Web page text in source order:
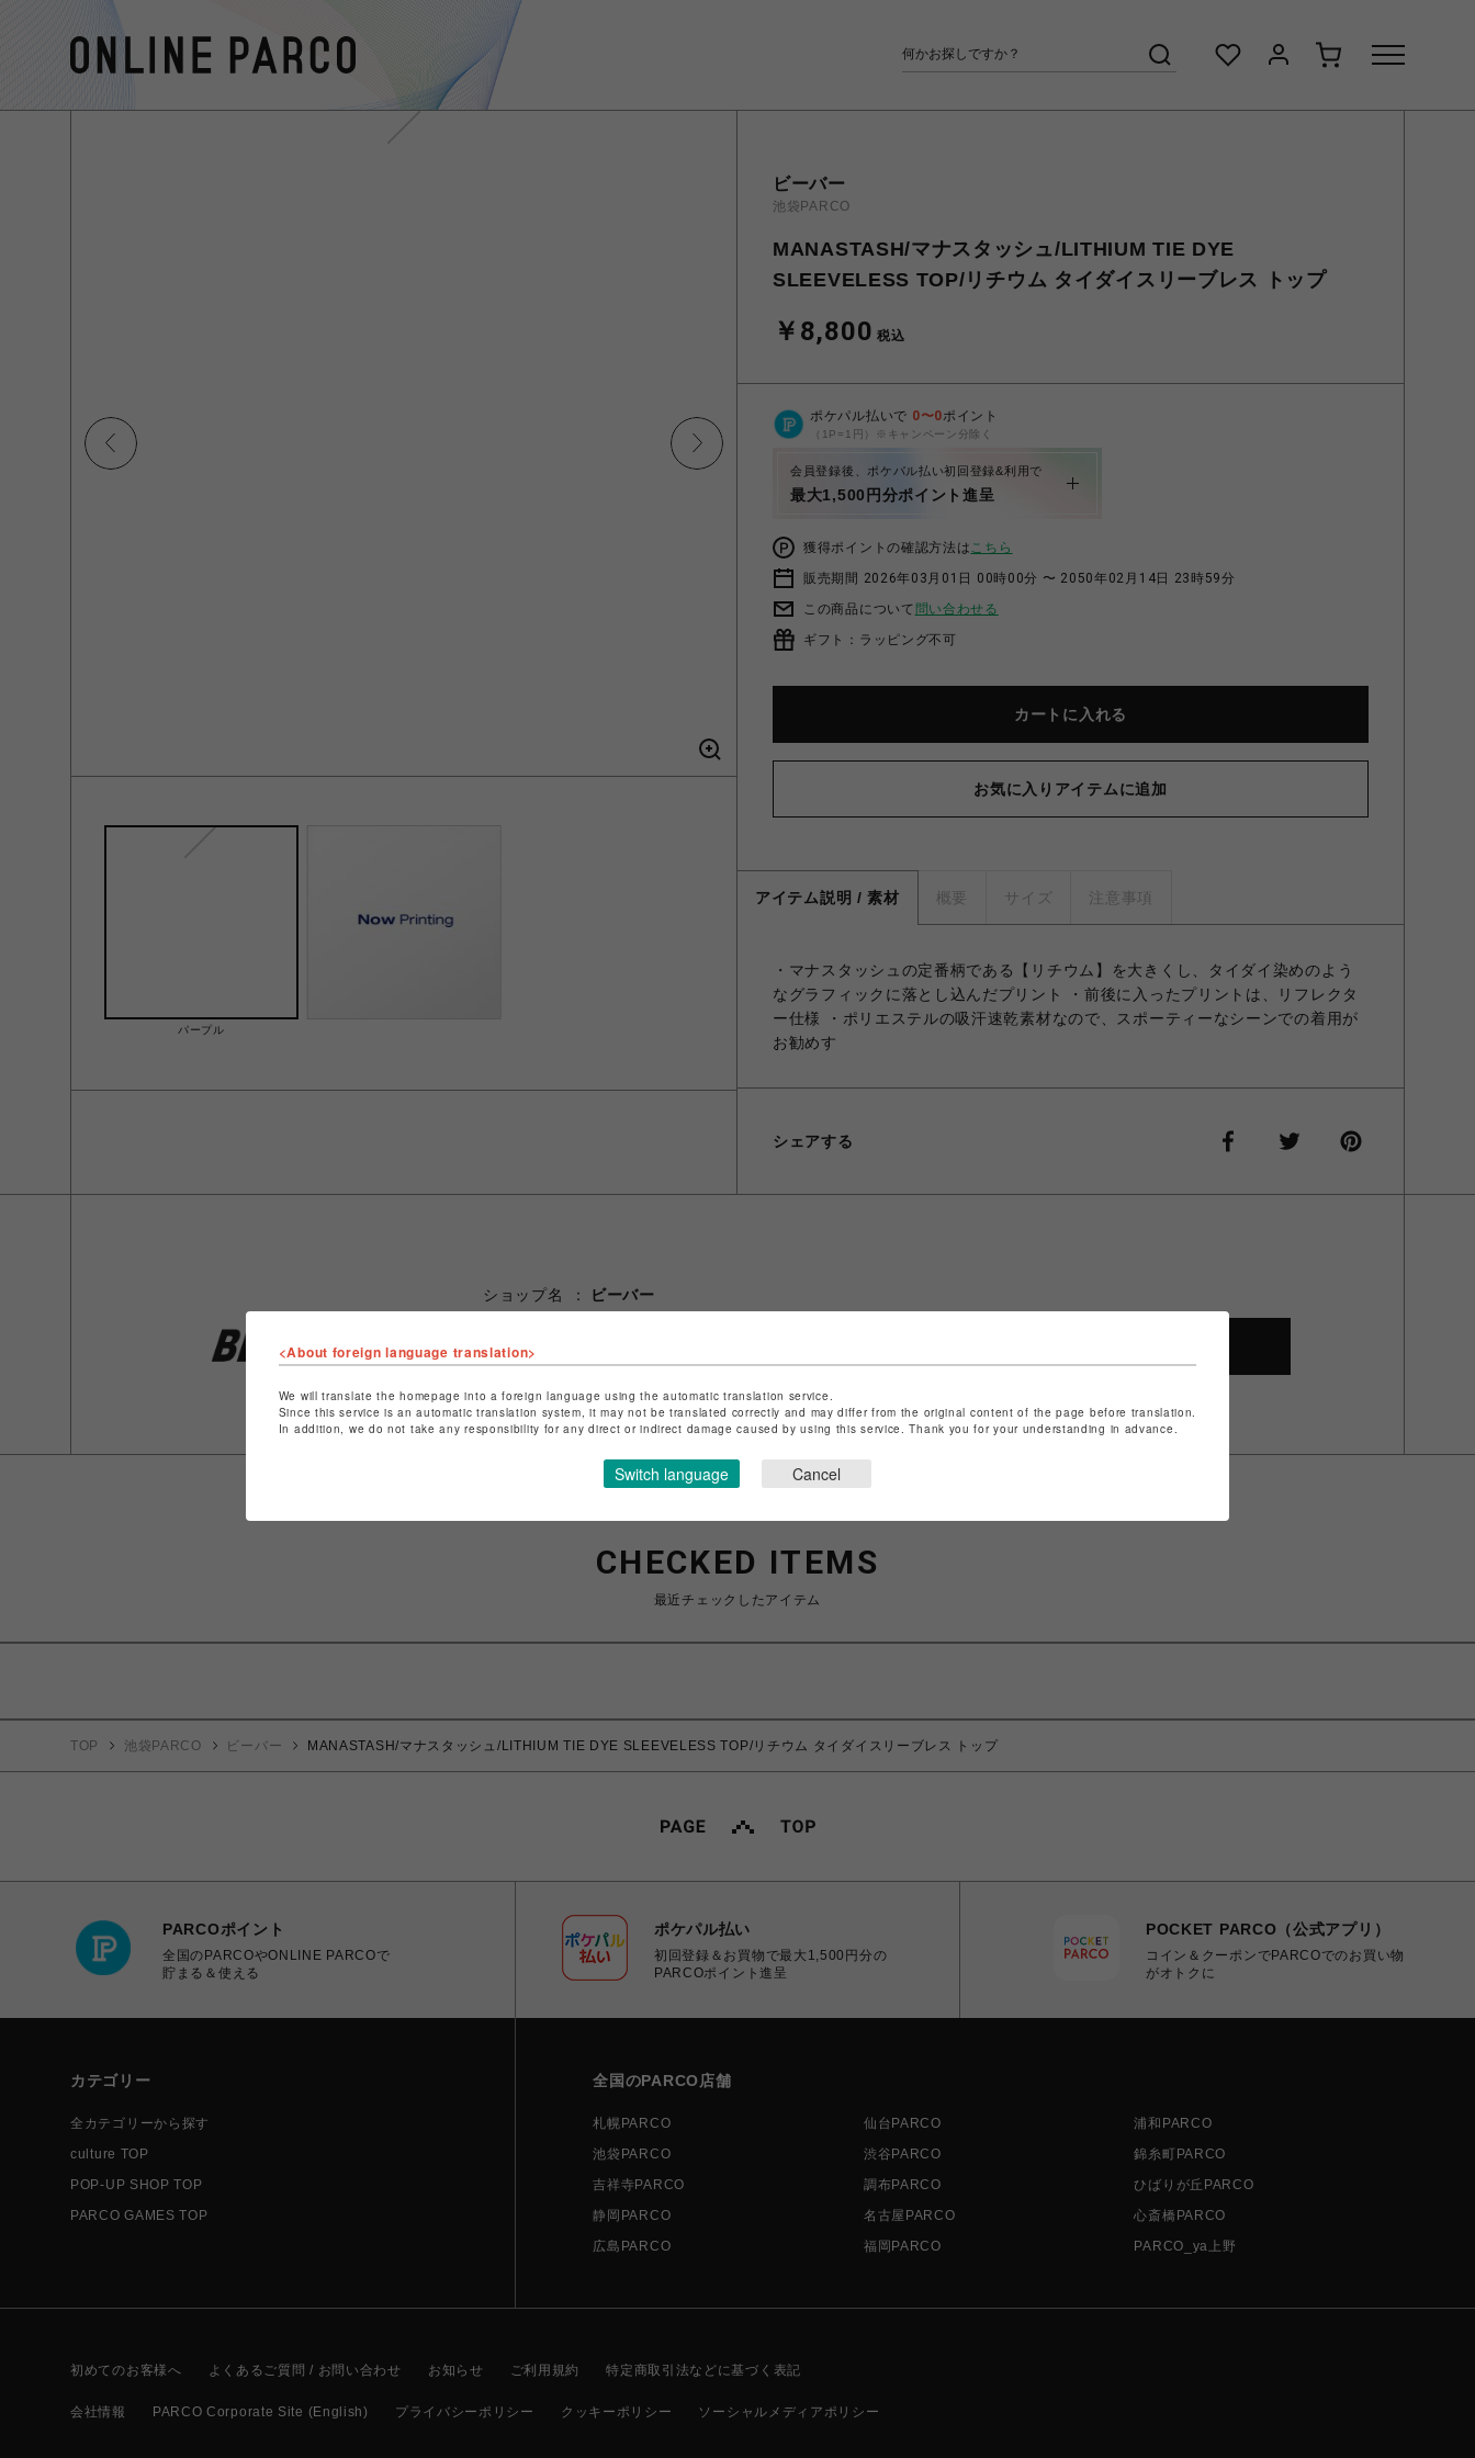
パープル
ビーバー
池袋PARCO
MANASTASH/マナスタッシュ/LITHIUM TIE DYE
SLEEVELESS TOP/リチウム タイダイスリーブレス トップ
￥8,800 税込
ポケパル払いで 0〜0ポイント
（1P=1円）※キャンペーン分除く
会員登録後、ポケパル払い初回登録&利用で
最大1,500円分ポイント進呈
獲得ポイントの確認方法はこちら
販売期間 2026年03月01日 00時00分 〜 2050年02月14日 23時59分
この商品について 問い合わせる
ギフト：ラッピング不可
カートに入れる
お気に入りアイテムに追加
アイテム説明 / 素材 概要 サイズ 注意事項
・マナスタッシュの定番柄である【リチウム】を大きくし、タイダイ染めのよう
なグラフィックに落とし込んだプリント ・前後に入ったプリントは、リフレクタ
ー仕様 ・ポリエステルの吸汗速乾素材なので、スポーティーなシーンでの着用が
お勧めす
シェアする
ショップ名
ビーバー
特定商取引法など法令に基づく表記はこちら
ショップお問い合わせは こちら
CHECKED ITEMS
最近チェックしたアイテム
TOP 池袋PARCO ビーバー MANASTASH/マナスタッシュ/LITHIUM TIE DYE SLEEVELESS TOP/リチウム タイダイスリーブレス トップ
PARCOポイント
全国のPARCOやONLINE PARCOで
貯まる＆使える
ポケパル払い
初回登録＆お買物で最大1,500円分の
PARCOポイント進呈
POCKET PARCO（公式アプリ）
コイン＆クーポンでPARCOでのお買い物
がオトクに
カテゴリー
全カテゴリーから探す
culture TOP
POP-UP SHOP TOP
PARCO GAMES TOP
全国のPARCO店舗
札幌PARCO 仙台PARCO
浦和PARCO
池袋PARCO
渋谷PARCO
錦糸町PARCO
吉祥寺PARCO
調布PARCO
ひばりが丘PARCO
静岡PARCO
名古屋PARCO
心斎橋PARCO
広島PARCO
福岡PARCO PARCO_ya上野
初めてのお客様へ よくあるご質問 / お問い合わせ お知らせ ご利用規約 特定商取引法などに基づく表記
会社情報 PARCO Corporate Site (English) プライバシーポリシー クッキーポリシー ソーシャルメディアポリシー
<About foreign language translation>
We will translate the homepage into a foreign language using the automatic translation service.
Since this service is an automatic translation system, it may not be translated correctly and may differ from the original content of the page before translation.
In addition, we do not take any responsibility for any direct or indirect damage caused by using this service. Thank you for your understanding in advance.
Switch language Cancel